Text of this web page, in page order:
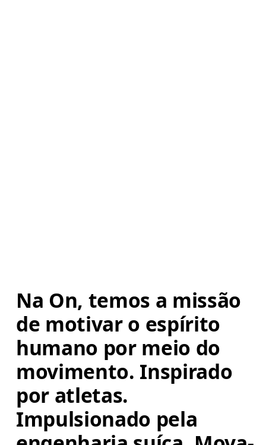
Na On, temos a missão
de motivar o espírito
humano por meio do
movimento. Inspirado
por atletas.
Impulsionado pela